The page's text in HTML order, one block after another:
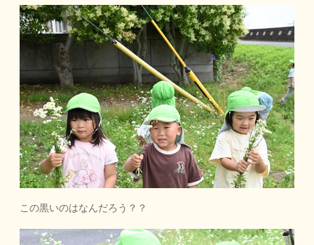
この黒いのはなんだろう？？